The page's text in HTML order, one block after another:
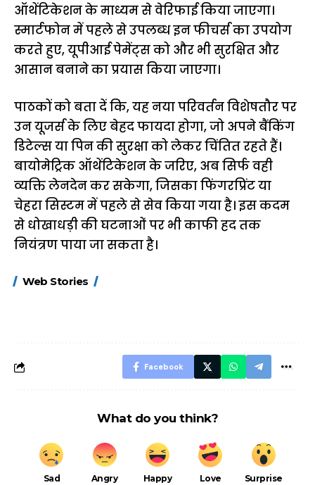
ऑथेंटिकेशन के माध्यम से वेरिफाई किया जाएगा।
स्मार्टफोन में पहले से उपलब्ध इन फीचर्स का उपयोग
करते हुए, यूपीआई पेमेंट्स को और भी सुरक्षित और
आसान बनाने का प्रयास किया जाएगा।
पाठकों को बता दें कि, यह नया परिवर्तन विशेषतौर पर
उन यूजर्स के लिए बेहद फायदा होगा, जो अपने बैंकिंग
डिटेल्स या पिन की सुरक्षा को लेकर चिंतित रहते हैं।
बायोमेट्रिक ऑथेंटिकेशन के जरिए, अब सिर्फ वही
व्यक्ति लेनदेन कर सकेगा, जिसका फिंगरप्रिंट या
चेहरा सिस्टम में पहले से सेव किया गया है। इस कदम
से धोखाधड़ी की घटनाओं पर भी काफी हद तक
नियंत्रण पाया जा सकता है।
Web Stories
FASTag के ये नए
Facebook
What do you think?
Sad Angry Happy Love Surprise